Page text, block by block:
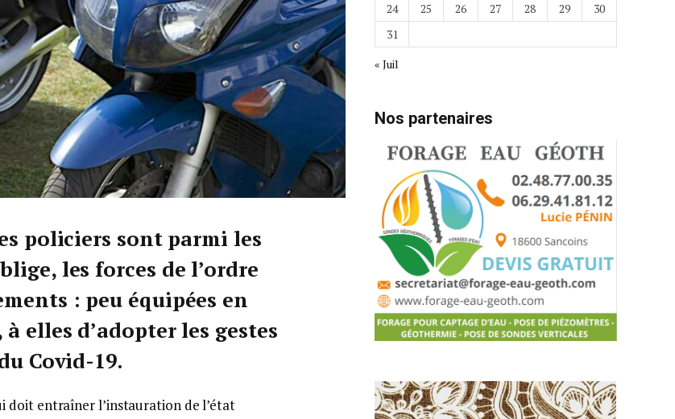
policiers sont parmi les
les forces de l’ordre
: peu équipées en
elles d’adopter les gestes
Covid-19.
doit entraîner l’instauration de l’état
24
25 26 27 28 29
30
31
« Juil
Nos partenaires